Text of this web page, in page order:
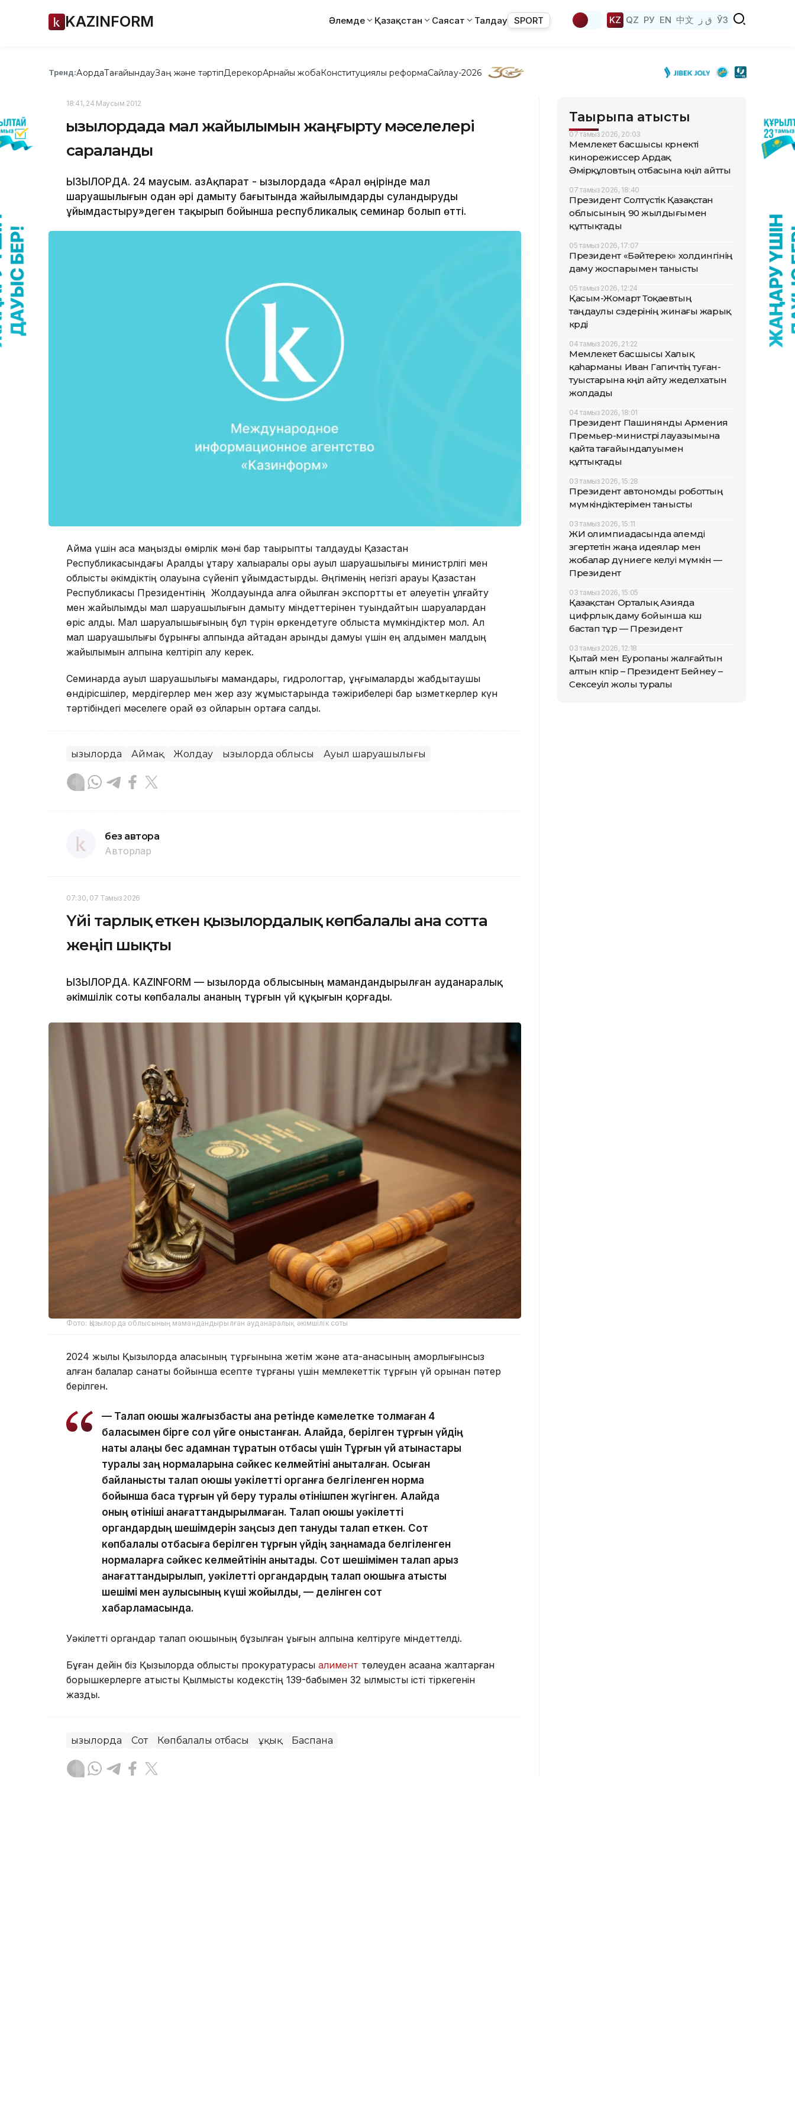
KAZINFORM Әлемде Қазақстан Саясат Талдау SPORT KZ QZ РУ EN 中文 ق ز ЎЗ
Тренд:АқордаТағайындауЗаң және тәртіпДерекқорАрнайы жобаКонституциялық реформаСайлау-2026
18:41, 24 Маусым 2012
Қызылордада мал жайылымын жаңғырту мәселелері
сараланды
ҚЫЗЫЛОРДА. 24 маусым. ҚазАқпарат - Қызылордада «Арал өңірінде мал
шаруашылығын одан әрі дамыту бағытында жайылымдарды суландыруды
ұйымдастыру»деген тақырып бойынша республикалық семинар болып өтті.
Аймақ үшін аса маңызды өмірлік мәні бар тақырыпты талдауды Қазақстан
Республикасындағы Аралды құтқару халықаралық қоры ауыл шаруашылығы министрлігі мен
облыстық әкімдіктің қолауына сүйеніп ұйымдастырды. Әңгіменің негізгі арқауы Қазақстан
Республикасы Президентінің Жолдауында алға қойылған экспорттық ет әлеуетін ұлғайту
мен жайылымдық мал шаруашылығын дамыту міндеттерінен туындайтын шаруалардан
өріс алды. Мал шаруалышығының бұл түрін өркендетуге облыста мүмкіндіктер мол. Ал
мал шаруашылығы бұрынғы қалпында қайтадан қарқынды дамуы үшін ең алдымен малдың
жайылымын қалпына келтіріп алу керек.
Семинарда ауыл шаруашылығы мамандары, гидрологтар, ұңғымаларды жабдықтаушы
өндірісшілер, мердігерлер мен жер қазу жұмыстарында тәжірибелері бар қызметкерлер күн
тәртібіндегі мәселеге орай өз ойларын ортаға салды.
Қызылорда Аймақ Жолдау Қызылорда облысы Ауыл шаруашылығы
без автора
Авторлар
07:30, 07 Тамыз 2026
Үйі тарлық еткен қызылордалық көпбалалы ана сотта
жеңіп шықты
ҚЫЗЫЛОРДА. KAZINFORM — Қызылорда облысының мамандандырылған ауданаралық
әкімшілік соты көпбалалы ананың тұрғын үй құқығын қорғады.
Фото: Қызылорда облысының мамандандырылған ауданаралық әкімшілік соты
2024 жылы Қызылорда қаласының тұрғынына жетім және ата-анасының қамқорлығынсыз
қалған балалар санаты бойынша есепте тұрғаны үшін мемлекеттік тұрғын үй қорынан пәтер
берілген.
— Талап қоюшы жалғызбасты ана ретінде кәмелетке толмаған 4
баласымен бірге сол үйге қоныстанған. Алайда, берілген тұрғын үйдің
нақты алаңы бес адамнан тұратын отбасы үшін Тұрғын үй қатынастары
туралы заң нормаларына сәйкес келмейтіні анықталған. Осыған
байланысты талап қоюшы уәкілетті органға белгіленген норма
бойынша басқа тұрғын үй беру туралы өтінішпен жүгінген. Алайда
оның өтініші қанағаттандырылмаған. Талап қоюшы уәкілетті
органдардың шешімдерін заңсыз деп тануды талап еткен. Сот
көпбалалы отбасыға берілген тұрғын үйдің заңнамада белгіленген
нормаларға сәйкес келмейтінін анықтады. Сот шешімімен талап арыз
қанағаттандырылып, уәкілетті органдардың талап қоюшыға қатысты
шешімі мен қаулысының күші жойылды, — делінген сот
хабарламасында.
Уәкілетті органдар талап қоюшының бұзылған құқығын қалпына келтіруге міндеттелді.
Бұған дейін біз Қызылорда облыстық прокуратурасы алимент төлеуден қасақана жалтарған
борышкерлерге қатысты Қылмыстық кодекстің 139-бабымен 32 қылмыстық істі тіркегенін
жаздық.
Қызылорда Сот Көпбалалы отбасы Құқық Баспана
Тақырыпқа қатысты
07 тамыз 2026, 20:03
Мемлекет басшысы көрнекті
кинорежиссер Ардақ
Әмірқұловтың отбасына көңіл айтты
07 тамыз 2026, 18:40
Президент Солтүстік Қазақстан
облысының 90 жылдығымен
құттықтады
05 тамыз 2026, 17:07
Президент «Бәйтерек» холдингінің
даму жоспарымен танысты
05 тамыз 2026, 12:24
Қасым-Жомарт Тоқаевтың
таңдаулы сөздерінің жинағы жарық
көрді
04 тамыз 2026, 21:22
Мемлекет басшысы Халық
қаһарманы Иван Гапичтің туған-
туыстарына көңіл айту жеделхатын
жолдады
04 тамыз 2026, 18:01
Президент Пашинянды Армения
Премьер-министрі лауазымына
қайта тағайындалуымен
құттықтады
03 тамыз 2026, 15:28
Президент автономды роботтың
мүмкіндіктерімен танысты
03 тамыз 2026, 15:11
ЖИ олимпиадасында әлемді
өзгертетін жаңа идеялар мен
жобалар дүниеге келуі мүмкін —
Президент
03 тамыз 2026, 15:05
Қазақстан Орталық Азияда
цифрлық даму бойынша көш
бастап тұр — Президент
03 тамыз 2026, 12:18
Қытай мен Еуропаны жалғайтын
алтын көпір – Президент Бейнеу –
Сексеуіл жолы туралы